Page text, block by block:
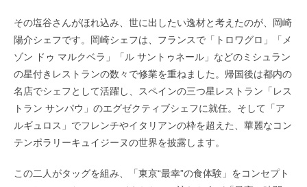
その塩谷さんがほれ込み、世に出したい逸材と考えたのが、岡崎
陽介シェフです。岡崎シェフは、フランスで「トロワグロ」「メ
ゾン ドゥ マルクベラ」「ル サントゥネール」などのミシュラン
の星付きレストランの数々で修業を重ねました。帰国後は都内の
名店でシェフとして活躍し、スペインの三つ星レストラン「レス
トラン サンパウ」のエグゼクティブシェフに就任。そして「ア
ルギュロス」でフレンチやイタリアンの枠を超えた、華麗なコン
テンポラリーキュイジーヌの世界を披露します。
この二人がタッグを組み、「東京“最幸”の食体験」をコンセプト